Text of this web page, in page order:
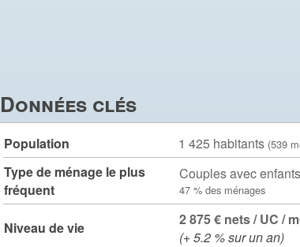
Données clés
Population 1 425 habitants (539
Type de ménage le plus
fréquent
Couples avec enfants
47 % des ménages
Niveau de vie
2 875 € nets / UC /
(+ 5.2 % sur un an)